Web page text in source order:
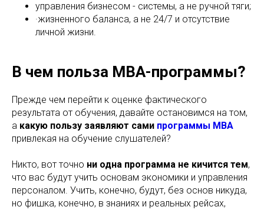
управления бизнесом - системы, а не ручной тяги;
·жизненного баланса, а не 24/7 и отсутствие
личной жизни.
В чем польза МВА-программы?
Прежде чем перейти к оценке фактического
результата от обучения, давайте остановимся на том,
а какую пользу заявляют сами программы MBA
привлекая на обучение слушателей?
Никто, вот точно ни одна программа не кичится тем,
что вас будут учить основам экономики и управления
персоналом. Учить, конечно, будут, без основ никуда,
но фишка, конечно, в знаниях и реальных рейсах,